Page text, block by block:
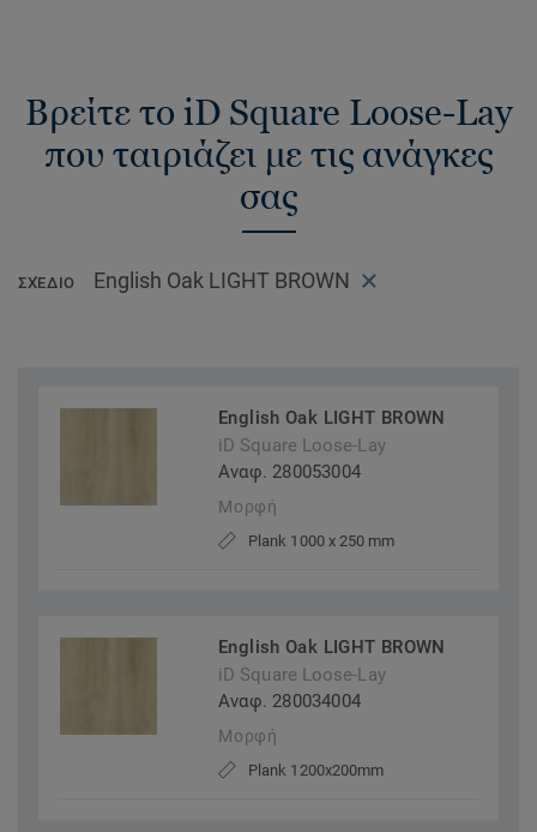
Βρείτε το iD Square Loose-Lay
που ταιριάζει με τις ανάγκες
σας
ΣΧΈΔΙΟ English Oak LIGHT BROWN
English Oak LIGHT BROWN
iD Square Loose-Lay
Αναφ. 280053004
Μορφή
Plank 1000 x 250 mm
English Oak LIGHT BROWN
iD Square Loose-Lay
Αναφ. 280034004
Μορφή
Plank 1200x200mm